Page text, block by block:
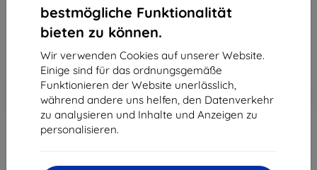
bestmögliche Funktionalität
bieten zu können.
Wir verwenden Cookies auf unserer Website.
Einige sind für das ordnungsgemäße
Funktionieren der Website unerlässlich,
während andere uns helfen, den Datenverkehr
zu analysieren und Inhalte und Anzeigen zu
personalisieren.
455,90 €
410,31 €
ohne MWSt 344,80 €
-10%
Rabatt mit Gutschein
EXTRA10
Warenkorb